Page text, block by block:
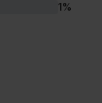
1%